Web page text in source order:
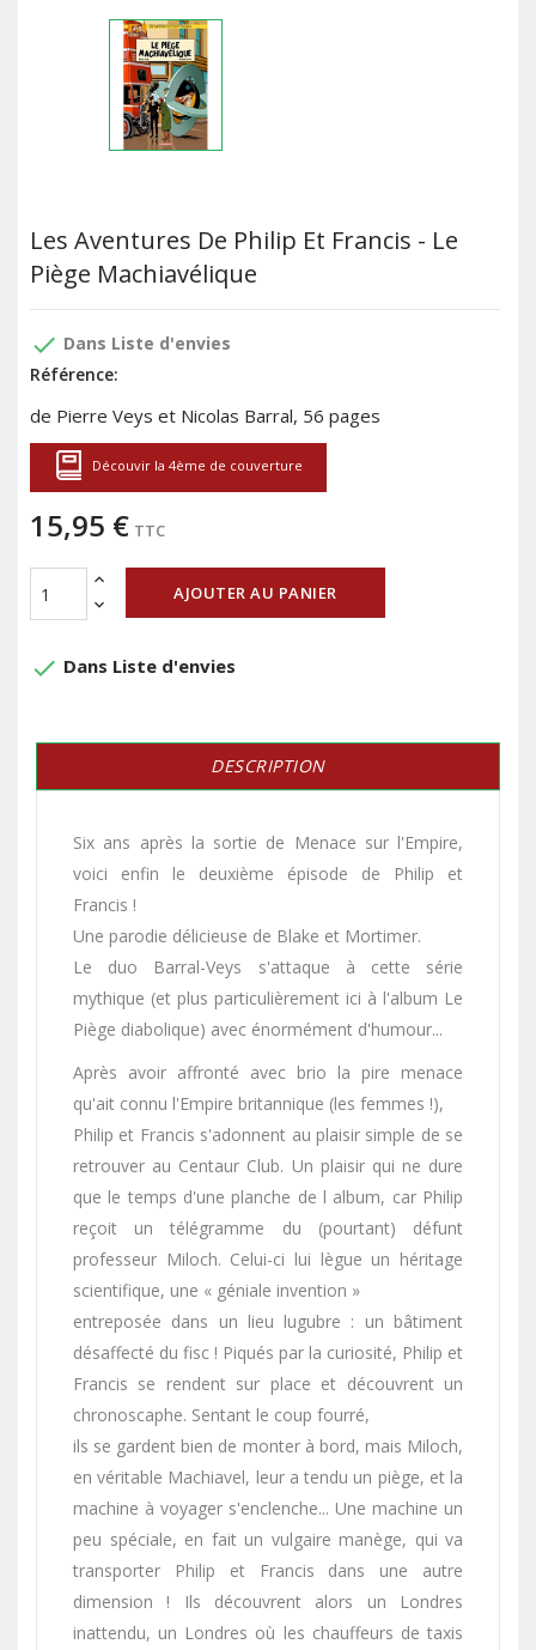
Les Aventures De Philip Et Francis - Le
Piège Machiavélique
done Dans Liste d'envies
Référence:
de Pierre Veys et Nicolas Barral, 56 pages
Découvir la 4ème de couverture
15,95 € TTC
AJOUTER AU PANIER
done Dans Liste d'envies
DESCRIPTION
Six ans après la sortie de Menace sur l'Empire,
voici enfin le deuxième épisode de Philip et
Francis !
Une parodie délicieuse de Blake et Mortimer.
Le duo Barral-Veys s'attaque à cette série
mythique (et plus particulièrement ici à l'album Le
Piège diabolique) avec énormément d'humour...
Après avoir affronté avec brio la pire menace
qu'ait connu l'Empire britannique (les femmes !),
Philip et Francis s'adonnent au plaisir simple de se
retrouver au Centaur Club. Un plaisir qui ne dure
que le temps d'une planche de l album, car Philip
reçoit un télégramme du (pourtant) défunt
professeur Miloch. Celui-ci lui lègue un héritage
scientifique, une « géniale invention »
entreposée dans un lieu lugubre : un bâtiment
désaffecté du fisc ! Piqués par la curiosité, Philip et
Francis se rendent sur place et découvrent un
chronoscaphe. Sentant le coup fourré,
ils se gardent bien de monter à bord, mais Miloch,
en véritable Machiavel, leur a tendu un piège, et la
machine à voyager s'enclenche... Une machine un
peu spéciale, en fait un vulgaire manège, qui va
transporter Philip et Francis dans une autre
dimension ! Ils découvrent alors un Londres
inattendu, un Londres où les chauffeurs de taxis